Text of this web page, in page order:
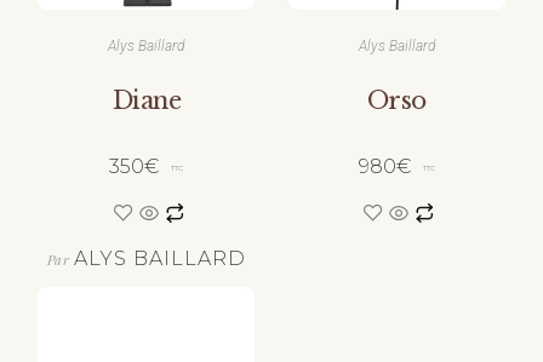
Alys Baillard
Diane
350€ TTC
Alys Baillard
Orso
980€ TTC
Par ALYS BAILLARD